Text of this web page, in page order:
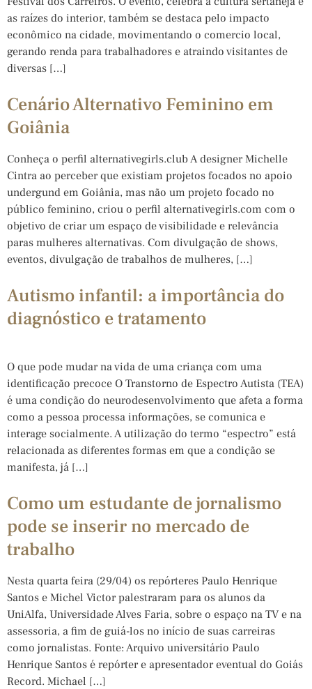
as raízes do interior, também se destaca pelo impacto
econômico na cidade, movimentando o comercio local,
gerando renda para trabalhadores e atraindo visitantes de
diversas […]
Cenário Alternativo Feminino em
Goiânia
Conheça o perfil alternativegirls.club A designer Michelle
Cintra ao perceber que existiam projetos focados no apoio
undergund em Goiânia, mas não um projeto focado no
público feminino, criou o perfil alternativegirls.com com o
objetivo de criar um espaço de visibilidade e relevância
paras mulheres alternativas. Com divulgação de shows,
eventos, divulgação de trabalhos de mulheres, […]
Autismo infantil: a importância do
diagnóstico e tratamento
O que pode mudar na vida de uma criança com uma
identificação precoce O Transtorno de Espectro Autista (TEA)
é uma condição do neurodesenvolvimento que afeta a forma
como a pessoa processa informações, se comunica e
interage socialmente. A utilização do termo “espectro” está
relacionada as diferentes formas em que a condição se
manifesta, já […]
Como um estudante de jornalismo
pode se inserir no mercado de
trabalho
Nesta quarta feira (29/04) os repórteres Paulo Henrique
Santos e Michel Victor palestraram para os alunos da
UniAlfa, Universidade Alves Faria, sobre o espaço na TV e na
assessoria, a fim de guiá-los no início de suas carreiras
como jornalistas. Fonte: Arquivo universitário Paulo
Henrique Santos é repórter e apresentador eventual do Goiás
Record. Michael […]